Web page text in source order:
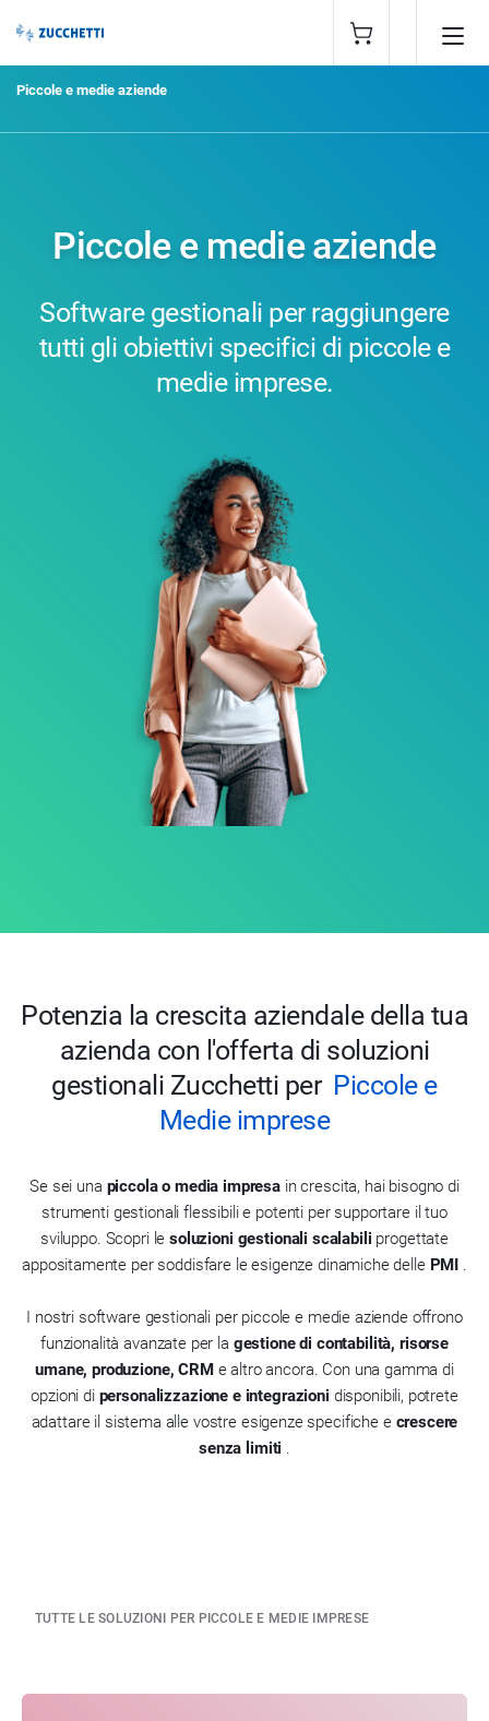
Piccole e medie aziende
Piccole e medie aziende
Software gestionali per raggiungere
tutti gli obiettivi specifici di piccole e
medie imprese.
Potenzia la crescita aziendale della tua
azienda con l'offerta di soluzioni
gestionali Zucchetti per Piccole e
Medie imprese
Se sei una piccola o media impresa in crescita, hai bisogno di
strumenti gestionali flessibili e potenti per supportare il tuo
sviluppo. Scopri lesoluzioni gestionali scalabili progettate
appositamente per soddisfare le esigenze dinamiche delle PMI .
I nostri software gestionali per piccole e medie aziende offrono
funzionalità avanzate per la gestione di contabilità, risorse
umane, produzione, CRM e altro ancora. Con una gamma di
opzioni di personalizzazione e integrazioni disponibili, potrete
adattare il sistema alle vostre esigenze specifiche e crescere
senza limiti .
TUTTE LE SOLUZIONI PER PICCOLE E MEDIE IMPRESE